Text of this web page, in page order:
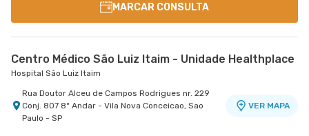
MARCAR CONSULTA
Centro Médico São Luiz Itaim - Unidade Healthplace
Hospital São Luiz Itaim
Rua Doutor Alceu de Campos Rodrigues nr. 229
Conj. 807 8º Andar - Vila Nova Conceicao, Sao
Paulo - SP
VER MAPA